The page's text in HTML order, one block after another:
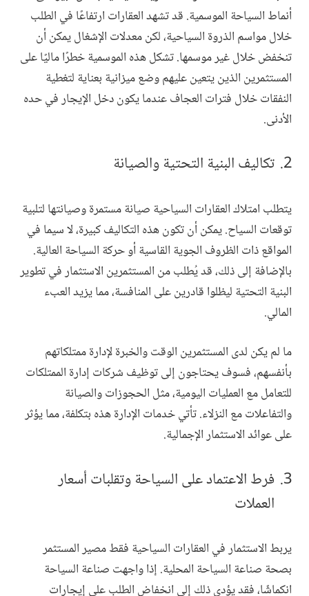
أنماط السياحة الموسمية. قد تشهد العقارات ارتفاعًا في الطلب
خلال مواسم الذروة السياحية، لكن معدلات الإشغال يمكن أن
تنخفض خلال غير موسمها. تشكل هذه الموسمية خطرًا ماليًا على
المستثمرين الذين يتعين عليهم وضع ميزانية بعناية لتغطية
النفقات خلال فترات العجاف عندما يكون دخل الإيجار في حده
الأدنى.
تكاليف البنية التحتية والصيانة
يتطلب امتلاك العقارات السياحية صيانة مستمرة وصيانتها لتلبية
توقعات السياح. يمكن أن تكون هذه التكاليف كبيرة، لا سيما في
المواقع ذات الظروف الجوية القاسية أو حركة السياحة العالية.
بالإضافة إلى ذلك، قد يُطلب من المستثمرين الاستثمار في تطوير
البنية التحتية ليظلوا قادرين على المنافسة، مما يزيد العبء
المالي.
ما لم يكن لدى المستثمرين الوقت والخبرة لإدارة ممتلكاتهم
بأنفسهم، فسوف يحتاجون إلى توظيف شركات إدارة الممتلكات
للتعامل مع العمليات اليومية، مثل الحجوزات والصيانة
والتفاعلات مع النزلاء. تأتي خدمات الإدارة هذه بتكلفة، مما يؤثر
على عوائد الاستثمار الإجمالية.
فرط الاعتماد على السياحة وتقلبات أسعار
العملات
يربط الاستثمار في العقارات السياحية فقط مصير المستثمر
بصحة صناعة السياحة المحلية. إذا واجهت صناعة السياحة
انكماشًا، فقد يؤدي ذلك إلى انخفاض الطلب على إيجارات